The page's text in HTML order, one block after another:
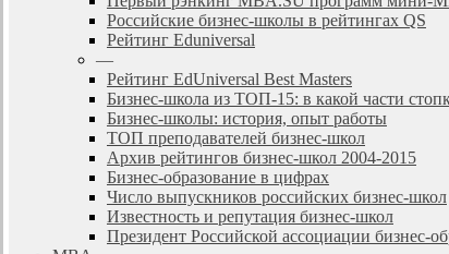
Российские бизнес-школы в рейтингах QS
Рейтинг Eduniversal
—
Рейтинг EdUniversal Best Masters
Бизнес-школа из ТОП-15: в какой части
Бизнес-школы: история, опыт работы
ТОП преподавателей бизнес-школ
Архив рейтингов бизнес-школ 2004-2015
Бизнес-образование в цифрах
Число выпускников российских бизнес-школ
Известность и репутация бизнес-школ
Президент Российской ассоциации бизнес-